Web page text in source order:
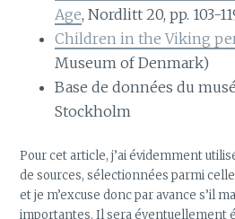
Age, Nordlitt 20, pp. 103-
Children in the Viking
Museum of Denmark)
Base de données du
Stockholm
Pour cet article, j’ai évidemment
de sources, sélectionnées parmi
et je m’excuse donc par avance s’il
importantes. Il sera éventuellement